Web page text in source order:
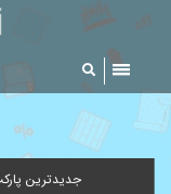
جدیدترین